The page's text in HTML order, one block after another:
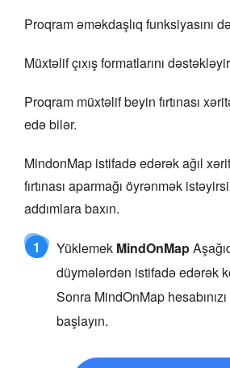
Proqram əməkdaşlıq funksiyasını
Müxtəlif çıxış formatlarını
Proqram müxtəlif beyin fırtınası
edə bilər.
MindonMap istifadə edərək ağıl
fırtınası aparmağı öyrənmək
addımlara baxın.
1 Yüklemek MindOnMap
düymələrdən istifadə edərək
Sonra MindOnMap
başlayın.